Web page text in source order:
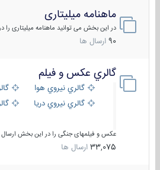
ماهنامه میلیتاری
در این بخش می توانید ماهنامه میلیتاری را
90 ارسال ها
گالري عكس و فيلم
گالري نيروي هوايي
گالري نيروي دريايي
عکس و فیلمهای جنگی را در این بخش ارسال
33,075 ارسال ها